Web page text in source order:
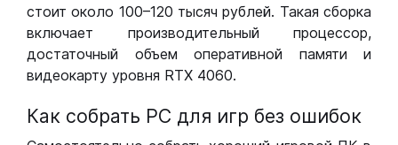
стоит около 100–120 тысяч рублей. Такая сборка
включает производительный процессор,
достаточный объем оперативной памяти и
видеокарту уровня RTX 4060.
Как собрать РС для игр без ошибок